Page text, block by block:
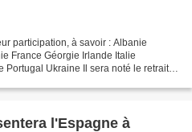
participation, à savoir : Albanie
France Géorgie Irlande Italie
Portugal Ukraine Il sera noté le retrait
l'Espagne à